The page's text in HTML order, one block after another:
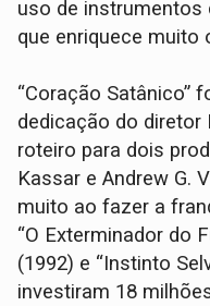
uso de instrumentos
que enriquece muito
“Coração Satânico”
dedicação do diretor
roteiro para dois
Kassar e Andrew G.
muito ao fazer a
“O Exterminador do
(1992) e “Instinto
investiram 18